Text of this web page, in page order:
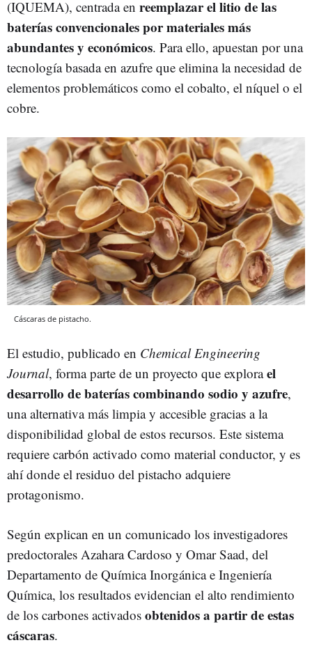
(IQUEMA), centrada en reemplazar el litio de las
baterías convencionales por materiales más
abundantes y económicos. Para ello, apuestan por una
tecnología basada en azufre que elimina la necesidad de
elementos problemáticos como el cobalto, el níquel o el
cobre.
Cáscaras de pistacho.
El estudio, publicado en Chemical Engineering
Journal, forma parte de un proyecto que explorael
desarrollo de baterías combinando sodio y azufre,
una alternativa más limpia y accesible gracias a la
disponibilidad global de estos recursos. Este sistema
requiere carbón activado como material conductor, y es
ahí donde el residuo del pistacho adquiere
protagonismo.
Según explican en un comunicado los investigadores
predoctorales Azahara Cardoso y Omar Saad, del
Departamento de Química Inorgánica e Ingeniería
Química, los resultados evidencian el alto rendimiento
de los carbones activados obtenidos a partir de estas
cáscaras.